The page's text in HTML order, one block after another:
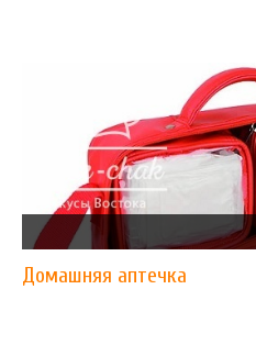
Домашняя аптечка